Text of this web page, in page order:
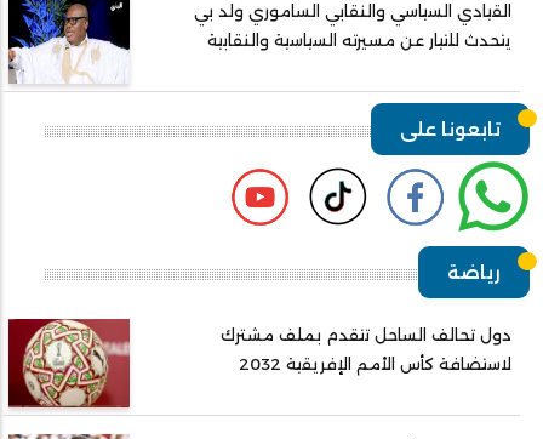
القيادي السياسي والنقابي الساموري ولد بي
يتحدث للتيار عن مسيرته السياسية والنقابية
تابعونا على
رياضة
دول تحالف الساحل تتقدم بملف مشترك
لاستضافة كأس الأمم الإفريقية 2032